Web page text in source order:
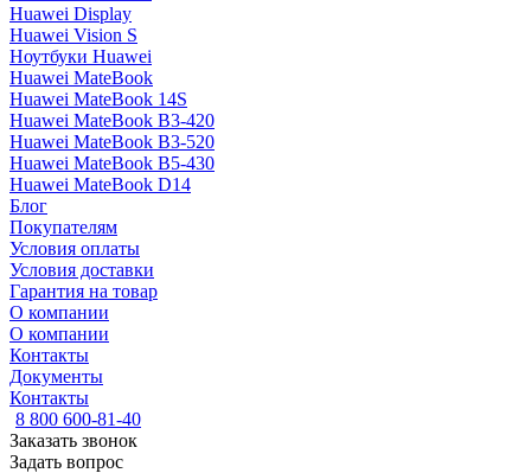
Huawei Display
Huawei Vision S
Ноутбуки Huawei
Huawei MateBook
Huawei MateBook 14S
Huawei MateBook B3-420
Huawei MateBook B3-520
Huawei MateBook B5-430
Huawei MateBook D14
Блог
Покупателям
Условия оплаты
Условия доставки
Гарантия на товар
О компании
О компании
Контакты
Документы
Контакты
8 800 600-81-40
Заказать звонок
Задать вопрос